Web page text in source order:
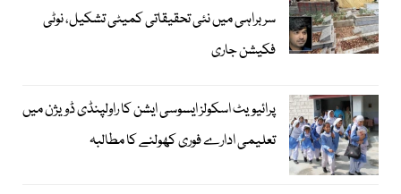
سربراہی میں نئی تحقیقاتی کمیٹی تشکیل، نوٹی
فکیشن جاری
پرائیویٹ اسکولز ایسوسی ایشن کا راولپنڈی ڈویژن میں
تعلیمی ادارے فوری کھولنے کا مطالبہ